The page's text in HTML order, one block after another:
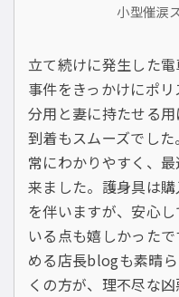
小型催涙
立て続けに発生した
事件をきっかけにポ
分用と妻に持たせる用
到着もスムーズでし
常にわかりやすく、
来ました。護身具は
を伴いますが、安心
いる点も嬉しかった
める店長blogも素晴
くの方が、理不尽な